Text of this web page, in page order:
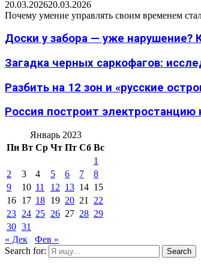
20.03.202620.03.2026
Почему умение управлять своим временем
Доски у забора — уже нарушение?
Загадка черных саркофагов:
Разбить на 12 зон и «русские
Россия построит электростанцию
Январь 2023
Пн Вт Ср Чт Пт Сб Вс
1
2
3 4 5 6 7
8
9
10 11 12 13 14 15
16 17 18 19 20 21
22
23 24 25 26 27 28 29
30 31
« Дек
Фев »
Search for:
Search